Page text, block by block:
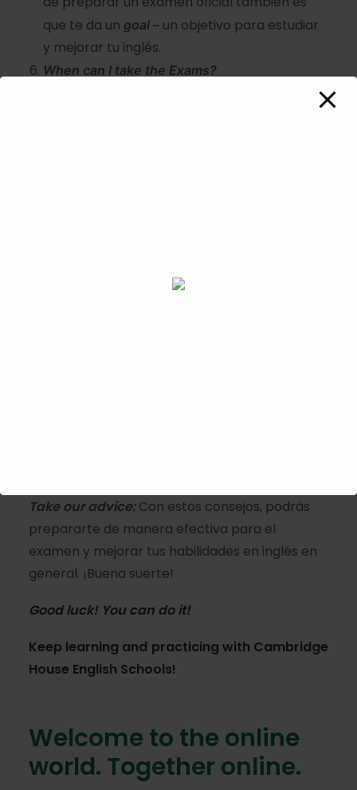
que te da un goal – un objetivo para estudiar
y mejorar tu inglés.
When can I take the Exams?
Casi todos los meses hay convocatorios para
To summarize:
Take our advice:Con estos consejos, podrás
prepararte de manera efectiva para el
examen y mejorar tus habilidades en inglés en
general. ¡Buena suerte!
Good luck! You can do it!
Keep learning and practicing with Cambridge
House English Schools!
Welcome to the online
world. Together online.